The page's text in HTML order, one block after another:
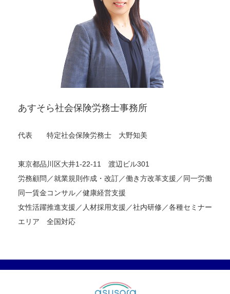
あすそら社会保険労務士事務所
代表 特定社会保険労務士 大野知美
東京都品川区大井1-22-11 渡辺ビル301
労務顧問／就業規則作成・改訂／働き方改革支援／同一労働
同一賃金コンサル／健康経営支援
女性活躍推進支援／人材採用支援／社内研修／各種セミナー
エリア 全国対応